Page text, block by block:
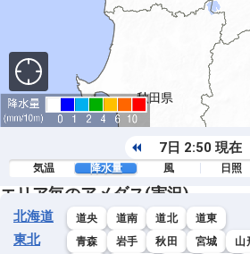
7日 2:50 現在
気温 降水量 風 日照
エリア毎のアメダス(実況)
北海道 道央 道南 道北 道東
東北 青森 岩手 秋田 宮城 山